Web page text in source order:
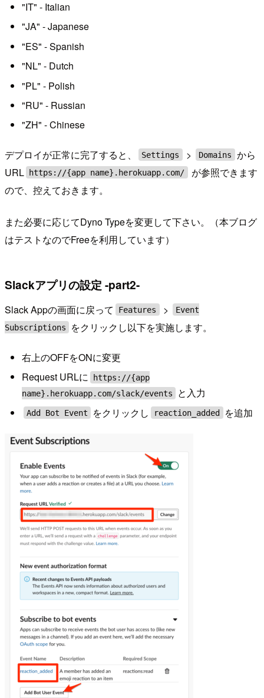
"IT" - Italian
"JA" - Japanese
"ES" - Spanish
"NL" - Dutch
"PL" - Polish
"RU" - Russian
"ZH" - Chinese
デプロイが正常に完了すると、 Settings > Domains
から
URL
https://{app name}.herokuapp.com/
が参照できます
ので、控えておきます。
また必要に応じてDyno Typeを変更して下さい。（本ブログ
はテストなのでFreeを利用しています）
Slackアプリの設定 -part2-
Slack Appの画面に戻って Features >
Event
Subscriptions
をクリックし以下を実施します。
右上のOFFをONに変更
Request URLに
https://{app
name}.herokuapp.com/slack/events
と入力
Add Bot Event をクリックし reaction_added を追加